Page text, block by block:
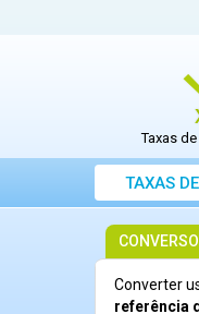
Taxas
TAXAS
Converter
referência